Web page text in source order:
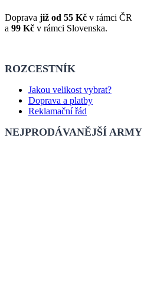
Doprava již od 55 Kč v rámci ČR
a 99 Kč v rámci Slovenska.
ROZCESTNÍK
Jakou velikost vybrat?
Doprava a platby
Reklamační řád
NEJPRODÁVANĚJŠÍ ARMY